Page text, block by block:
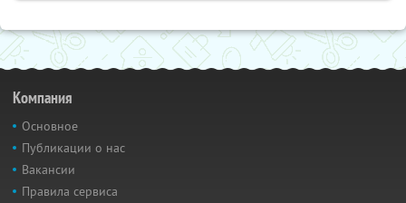
Компания
Основное
Публикации о нас
Вакансии
Правила сервиса